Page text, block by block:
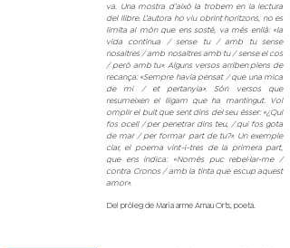
va. Una mostra d’això la trobem en la lectura
del llibre. L’autora ho viu obrint horitzons, no es
limita al món que ens sosté, va més enllà: «la
vida continua / sense tu / amb tu sense
nosaltres / amb nosaltres amb tu / sense el cos
/ però amb tu». Alguns versos arriben plens de
recança: «Sempre havia pensat / que una mica
de mi / et pertanyia». Són versos que
resumeixen el lligam que ha mantingut. Vol
omplir el buit que sent dins del seu ésser: «¿Qui
fos ocell / per penetrar dins teu, / qui fos gota
de mar / per formar part de tu?». Un exemple
clar, el poema vint-i-tres de la primera part,
que ens indica: «Només puc rebel·lar-me /
contra Cronos / amb la tinta que escup aquest
amor».
Del pròleg de Maria arme Arnau Orts, poeta.